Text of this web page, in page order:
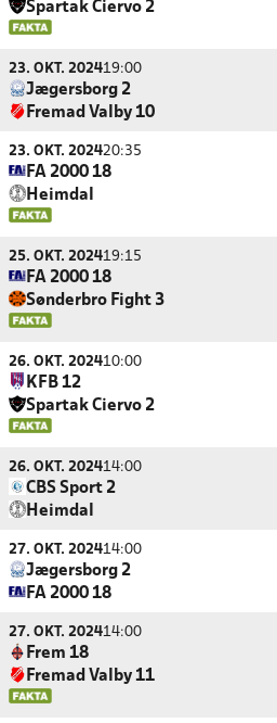
Spartak Ciervo 2
23. OKT. 202419:00
Jægersborg 2
Fremad Valby 10
23. OKT. 202420:35
FA 2000 18
Heimdal
25. OKT. 202419:15
FA 2000 18
Sønderbro Fight 3
26. OKT. 202410:00
KFB 12
Spartak Ciervo 2
26. OKT. 202414:00
CBS Sport 2
Heimdal
27. OKT. 202414:00
Jægersborg 2
FA 2000 18
27. OKT. 202414:00
Frem 18
Fremad Valby 11